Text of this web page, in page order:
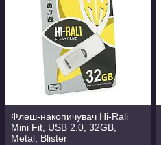
Флеш-накопичувач Hi-Rali
Mini Fit, USB 2.0, 32GB,
Metal, Blister